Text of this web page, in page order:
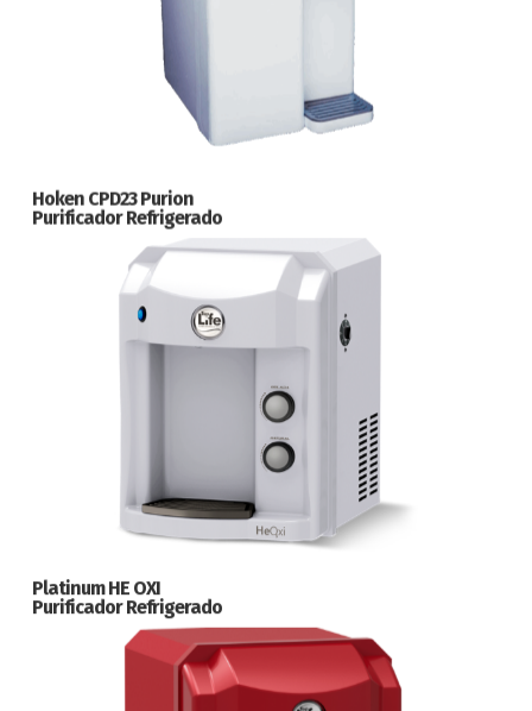
Hoken CPD23 Purion
Purificador Refrigerado
Platinum HE OXI
Purificador Refrigerado